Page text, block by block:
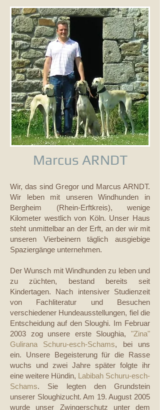
Marcus ARNDT
Wir, das sind Gregor und Marcus ARNDT.
Wir leben mit unseren Windhunden in
Bergheim (Rhein-Erftkreis), wenige
Kilometer westlich von Köln. Unser Haus
steht unmittelbar an der Erft, an der wir mit
unseren Vierbeinern täglich ausgiebige
Spaziergänge unternehmen.
Der Wunsch mit Windhunden zu leben und
zu züchten, bestand bereits seit
Kindertagen. Nach intensiver Studienzeit
von Fachliteratur und Besuchen
verschiedener Hundeausstellungen, fiel die
Entscheidung auf den Sloughi. Im Februar
2003 zog unsere erste Sloughia, "Zina"
Gulirana Schuru-esch-Schams, bei uns
ein. Unsere Begeisterung für die Rasse
wuchs und zwei Jahre später folgte ihr
eine weitere Hündin, Labibah Schuru-esch-
Schams. Sie legten den Grundstein
unserer Sloughizucht. Am 19. August 2005
wurde unser Zwingerschutz unter dem